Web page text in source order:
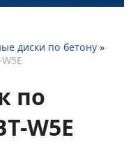
диски по бетону »
по
W5E